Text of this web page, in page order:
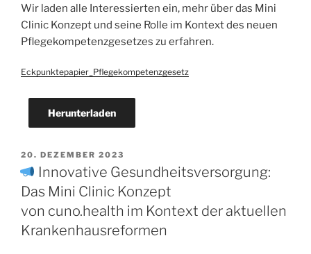
Wir laden alle Interessierten ein, mehr über das Mini
Clinic Konzept und seine Rolle im Kontext des neuen
Pflegekompetenzgesetzes zu erfahren.
Eckpunktepapier_Pflegekompetenzgesetz
Herunterladen
20. DEZEMBER 2023
Innovative Gesundheitsversorgung:
Das Mini Clinic Konzept
von cuno.health im Kontext der aktuellen
Krankenhausreformen